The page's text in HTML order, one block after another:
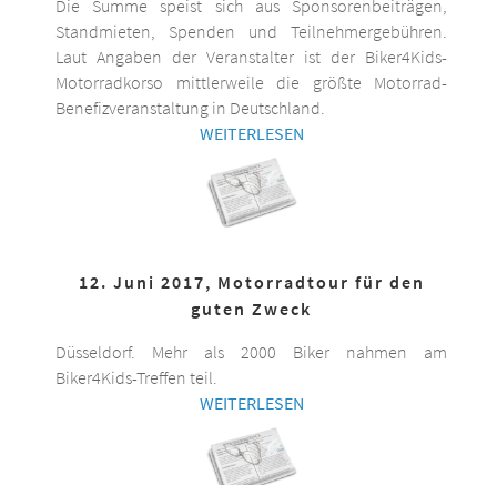
Die Summe speist sich aus Sponsorenbeiträgen,
Standmieten, Spenden und Teilnehmergebühren.
Laut Angaben der Veranstalter ist der Biker4Kids-
Motorradkorso mittlerweile die größte Motorrad-
Benefizveranstaltung in Deutschland.
WEITERLESEN
12. Juni 2017, Motorradtour für den
guten Zweck
Düsseldorf. Mehr als 2000 Biker nahmen am
Biker4Kids-Treffen teil.
WEITERLESEN